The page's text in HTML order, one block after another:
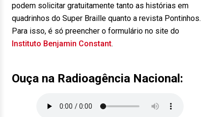
podem solicitar gratuitamente tanto as histórias em
quadrinhos do Super Braille quanto a revista Pontinhos.
Para isso, é só preencher o formulário no site do
Instituto Benjamin Constant.
Ouça na Radioagência Nacional: